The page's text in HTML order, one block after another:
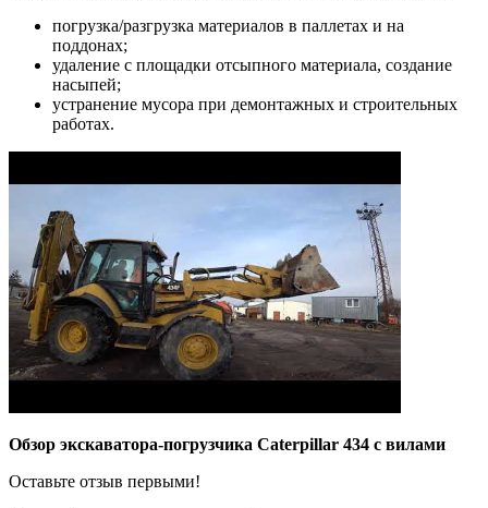
погрузка/разгрузка материалов в паллетах и на
поддонах;
удаление с площадки отсыпного материала, создание
насыпей;
устранение мусора при демонтажных и строительных
работах.
Обзор экскаватора-погрузчика Caterpillar 434 с вилами
Оставьте отзыв первыми!